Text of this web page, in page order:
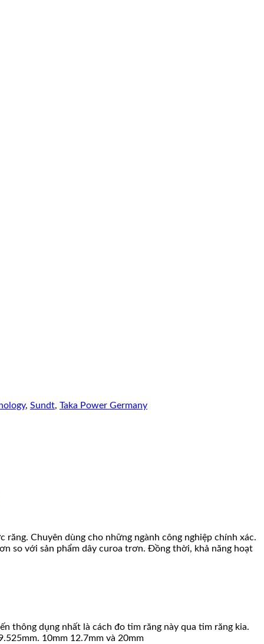
, Sundt, Taka Power Germany
Chuyên dùng cho những ngành công nghiệp chính xác.
so với sản phẩm dây curoa trơn. Đồng thời, khả năng hoạt
thông dụng nhất là cách đo tim răng này qua tim răng kia.
10mm 12.7mm và 20mm